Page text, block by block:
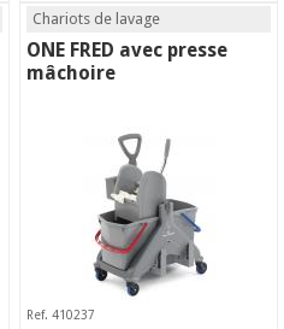
Chariots de lavage
ONE FRED avec presse
mâchoire
Ref. 410237